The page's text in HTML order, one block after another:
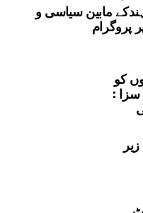
مابین سیاسی و
پروگرام
کو
سزا :